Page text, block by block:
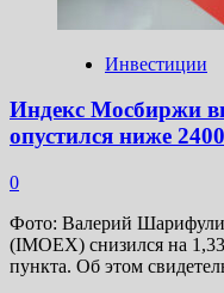
2025
году
Инвестиции
Индекс Мосбиржи
опустился ниже
0
Фото: Валерий
(IMOEX) снизился на
пункта. Об этом